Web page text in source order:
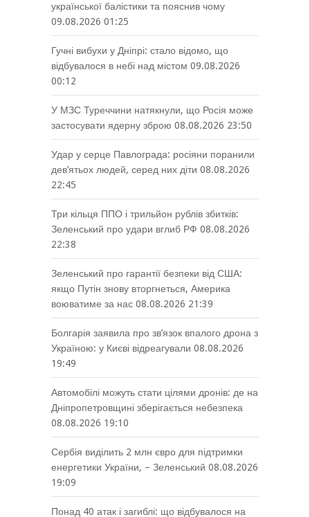
української балістики та пояснив чому
09.08.2026 01:25
Гучні вибухи у Дніпрі: стало відомо, що
відбувалося в небі над містом 09.08.2026
00:12
У МЗС Туреччини натякнули, що Росія може
застосувати ядерну зброю 08.08.2026 23:50
Удар у серце Павлограда: росіяни поранили
дев’ятьох людей, серед них діти 08.08.2026
22:45
Три кільця ППО і трильйон рублів збитків:
Зеленський про удари вглиб РФ 08.08.2026
22:38
Зеленський про гарантії безпеки від США:
якщо Путін знову вторгнеться, Америка
воюватиме за нас 08.08.2026 21:39
Болгарія заявила про зв’язок впалого дрона з
Україною: у Києві відреагували 08.08.2026
19:49
Автомобілі можуть стати цілями дронів: де на
Дніпропетровщині зберігається небезпека
08.08.2026 19:10
Сербія виділить 2 млн євро для підтримки
енергетики України, – Зеленський 08.08.2026
19:09
Понад 40 атак і загиблі: що відбувалося на